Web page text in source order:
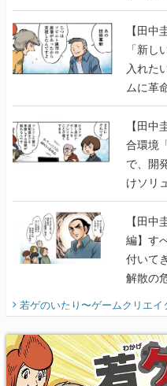
【若ゲ
【田中
「新
入れた
ムに革
のいた
【田
合環境
で、開
けソリ
に行っ
【田
編】す
付いて
解散の
『少年
り】
若ゲのいたり〜ゲームクリエイ